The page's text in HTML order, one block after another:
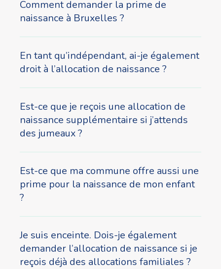
Comment demander la prime de
naissance à Bruxelles ?
En tant qu’indépendant, ai-je également
droit à l’allocation de naissance ?
Est-ce que je reçois une allocation de
naissance supplémentaire si j’attends
des jumeaux ?
Est-ce que ma commune offre aussi une
prime pour la naissance de mon enfant
?
Je suis enceinte. Dois-je également
demander l’allocation de naissance si je
reçois déjà des allocations familiales ?